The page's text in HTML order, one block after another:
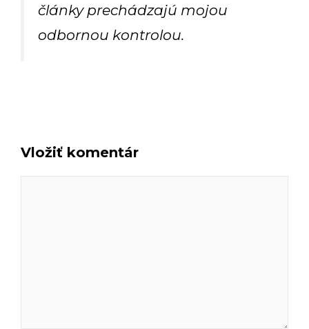
články prechádzajú mojou
odbornou kontrolou.
Vložiť komentár